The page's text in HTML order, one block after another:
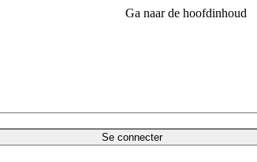
Ga naar de hoofdinhoud
Se connecter